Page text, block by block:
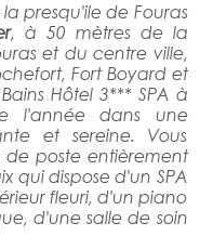
presqu'ile de Fouras
, à 50 mètres de la
et du centre ville,
Fort Boyard et
Hôtel 3*** SPA à
l'année dans une
et sereine. Vous
poste entièrement
qui dispose d'un SPA
fleuri, d'un piano
d'une salle de soin